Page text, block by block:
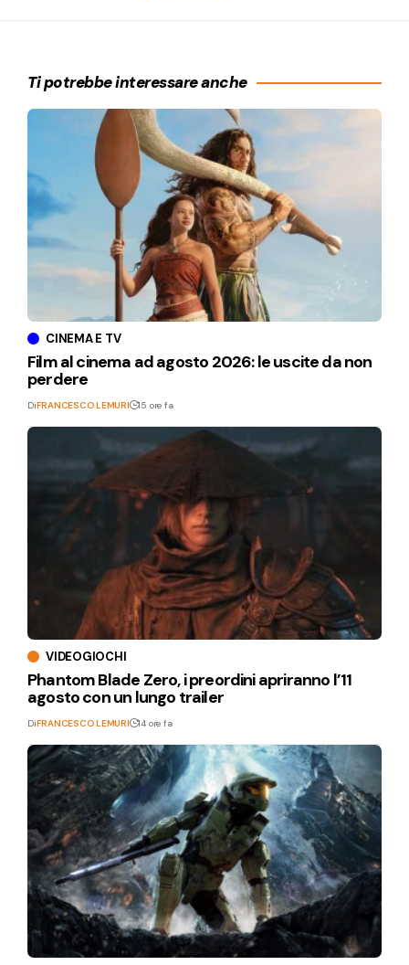
Ti potrebbe interessare anche
CINEMA E TV
Film al cinema ad agosto 2026: le uscite da non
perdere
DiFRANCESCO LEMURI 15 ore fa
VIDEOGIOCHI
Phantom Blade Zero, i preordini apriranno l’11
agosto con un lungo trailer
DiFRANCESCO LEMURI 14 ore fa